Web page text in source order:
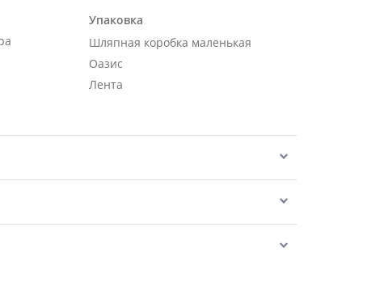
Упаковка
Шляпная коробка маленькая
Оазис
Лента